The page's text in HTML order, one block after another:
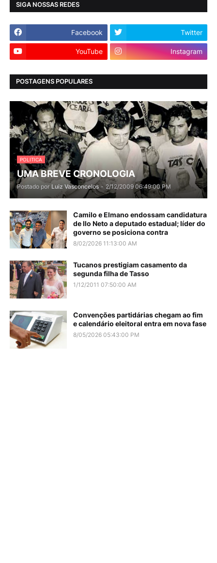
SIGA NOSSAS REDES
Facebook Twitter
YouTube Instagram
POSTAGENS POPULARES
POLITICA
UMA BREVE CRONOLOGIA
Postado por Luiz Vasconcelos - 2/12/2009 06:49:00 PM
Camilo e Elmano endossam candidatura
de Ilo Neto a deputado estadual; líder do
governo se posiciona contra
8/02/2026 11:13:00 AM
Tucanos prestigiam casamento da
segunda filha de Tasso
1/12/2011 07:50:00 AM
Convenções partidárias chegam ao fim
e calendário eleitoral entra em nova fase
8/05/2026 05:43:00 PM